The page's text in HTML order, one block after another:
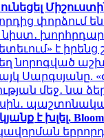
փորձում
է իրենց
նորոգված
Սարգսյանը.
մեջ․ նա
է խլել.